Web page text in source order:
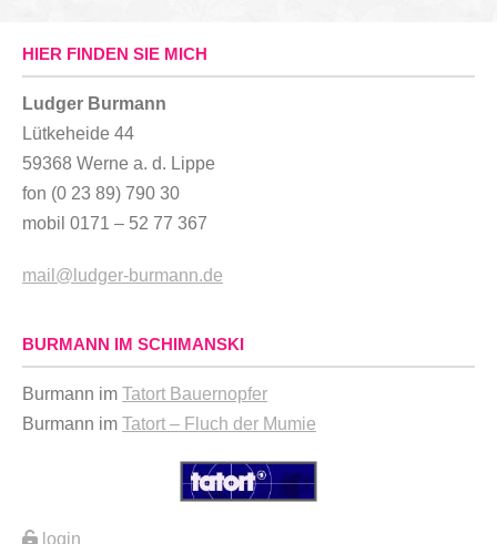
HIER FINDEN SIE MICH
Ludger Burmann
Lütkeheide 44
59368 Werne a. d. Lippe
fon (0 23 89) 790 30
mobil 0171 – 52 77 367
mail@ludger-burmann.de
BURMANN IM SCHIMANSKI
Burmann im Tatort Bauernopfer
Burmann im Tatort – Fluch der Mumie
login